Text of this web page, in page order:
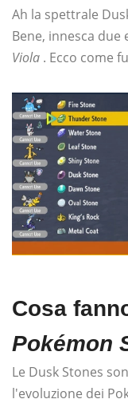
Ah la spettrale
Bene, innesca due
Viola . Ecco come
Cosa
Pokémon
Le Dusk Stones
l'evoluzione dei